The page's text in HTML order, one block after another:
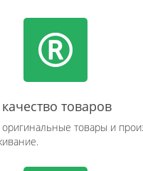
товаров
товары и